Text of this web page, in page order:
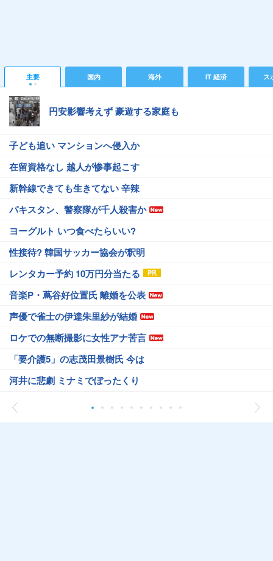
主要 国内 海外 IT 経済 ス
円安影響考えず 豪遊する家庭も
子ども追い マンションへ侵入か
在留資格なし 越人が惨事起こす
新幹線できても生きてない 辛辣
パキスタン、警察隊が千人殺害か
ヨーグルト いつ食べたらいい?
性接待? 韓国サッカー協会が釈明
レンタカー予約 10万円分当たる
音楽P・蔦谷好位置氏 離婚を公表
声優で雀士の伊達朱里紗が結婚
ロケでの無断撮影に女性アナ苦言
「要介護5」の志茂田景樹氏 今は
河井に悲劇 ミナミでぼったくり